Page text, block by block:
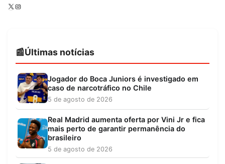
X Instagram
Últimas notícias
Jogador do Boca Juniors é investigado em
caso de narcotráfico no Chile
5 de agosto de 2026
Real Madrid aumenta oferta por Vini Jr e fica
mais perto de garantir permanência do
brasileiro
5 de agosto de 2026